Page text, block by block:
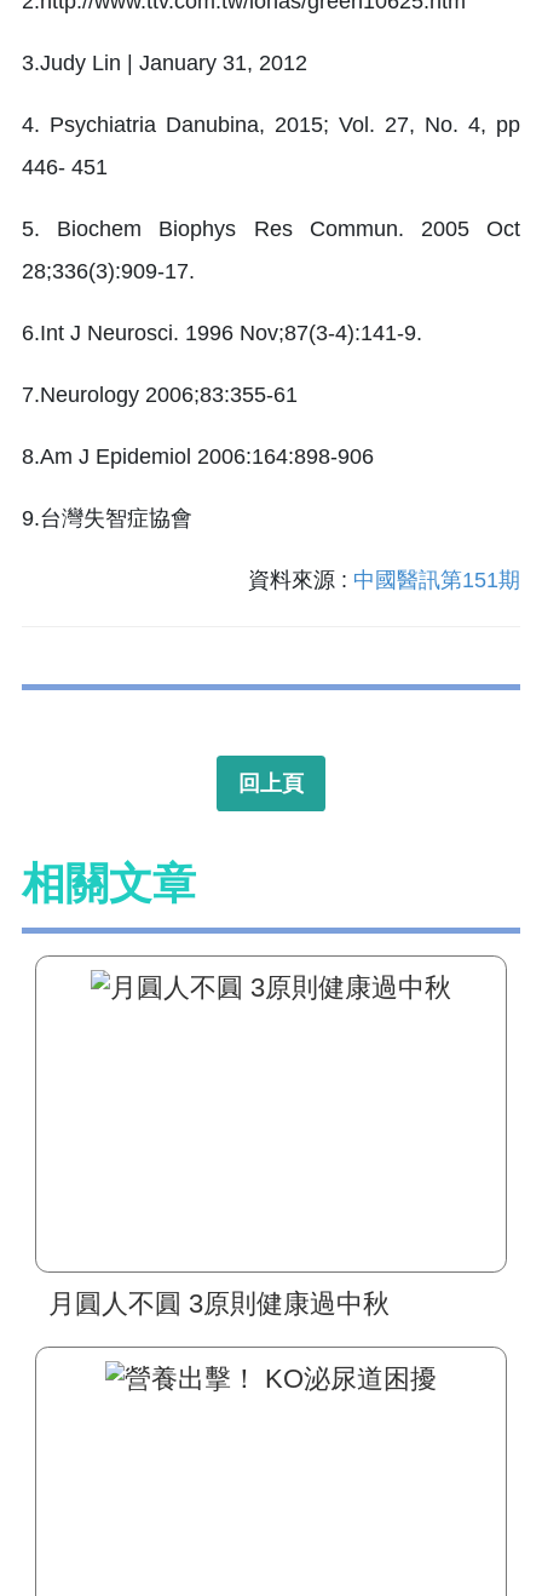
3.Judy Lin | January 31, 2012
4. Psychiatria Danubina, 2015; Vol. 27, No. 4, pp
446- 451
5. Biochem Biophys Res Commun. 2005 Oct
28;336(3):909-17.
6.Int J Neurosci. 1996 Nov;87(3-4):141-9.
7.Neurology 2006;83:355-61
8.Am J Epidemiol 2006:164:898-906
9.台灣失智症協會
資料來源 : 中國醫訊第151期
回上頁
相關文章
月圓人不圓 3原則健康過中秋